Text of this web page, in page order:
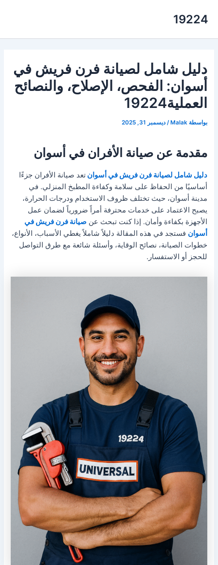
19224
دليل شامل لصيانة فرن فريش في
أسوان: الفحص، الإصلاح، والنصائح
العملية19224
بواسطة Malak
/ديسمبر 31, 2025
مقدمة عن صيانة الأفران في أسوان
دليل شامل لصيانة فرن فريش في أسوانتعد صيانة الأفران جزءًا
أساسيًا من الحفاظ على سلامة وكفاءة المطبخ المنزلي. في
مدينة أسوان، حيث تختلف ظروف الاستخدام ودرجات الحرارة،
يصبح الاعتماد على خدمات محترفة أمراً ضرورياً لضمان عمل
الأجهزة بكفاءة وأمان. إذا كنت تبحث عنصيانة فرن فريش في
أسوان فستجد في هذه المقالة دليلاً شاملاً يغطي الأسباب، الأنواع،
خطوات الصيانة، نصائح الوقاية، وأسئلة شائعة مع طرق التواصل
للحجز أو الاستفسار.